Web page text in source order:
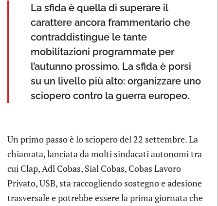
La sfida è quella di superare il
carattere ancora frammentario che
contraddistingue le tante
mobilitazioni programmate per
l’autunno prossimo. La sfida è porsi
su un livello più alto: organizzare uno
sciopero contro la guerra europeo.
Un primo passo è lo sciopero del 22 settembre. La
chiamata, lanciata da molti sindacati autonomi tra
cui Clap, Adl Cobas, Sial Cobas, Cobas Lavoro
Privato, USB, sta raccogliendo sostegno e adesione
trasversale e potrebbe essere la prima giornata che